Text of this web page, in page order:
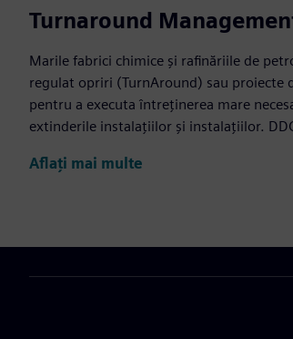
Turnaround
Marile fabrici chimice și rafinăriile de
regulat opriri (TurnAround) sau proiecte
pentru a executa întreținerea mare
extinderile instalațiilor și instalațiilor.
Aflați mai multe